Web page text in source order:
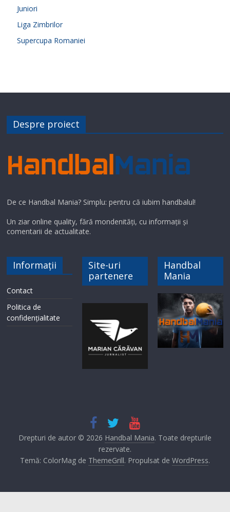
Juniori
Liga Zimbrilor
Supercupa Romaniei
Despre proiect
De ce Handbal Mania? Simplu: pentru că iubim handbalul!
Un ziar online quality, fără mondenități, cu informații și
comentarii de actualitate.
Informații
Contact
Politica de
confidențialitate
Site-uri
partenere
Handbal
Mania
Drepturi de autor © 2026 Handbal Mania. Toate drepturile
rezervate.
Temă: ColorMag de ThemeGrill. Propulsat de WordPress.